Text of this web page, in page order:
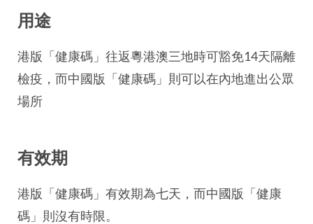
用途
港版「健康碼」往返粵港澳三地時可豁免14天隔離
檢疫，而中國版「健康碼」則可以在內地進出公眾
場所
有效期
港版「健康碼」有效期為七天，而中國版「健康
碼」則沒有時限。